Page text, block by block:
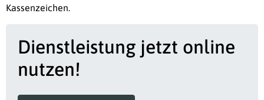
Kassenzeichen.
Dienstleistung jetzt online
nutzen!